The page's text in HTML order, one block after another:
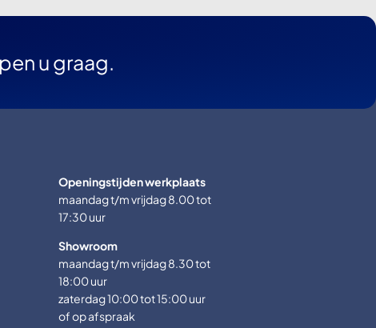
u graag.
Openingstijden werkplaats
maandag t/m vrijdag 8.00 tot
17:30 uur
Showroom
maandag t/m vrijdag 8.30 tot
18:00 uur
zaterdag 10:00 tot 15:00 uur
of op afspraak